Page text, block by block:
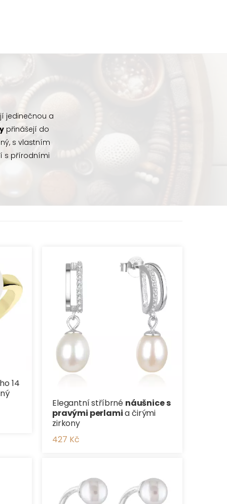
jedinečnou a
přinášejí do
s vlastním
s přírodními
14
Elegantní stříbrné náušnice s
pravými perlamia čirými
zirkony
427 Kč